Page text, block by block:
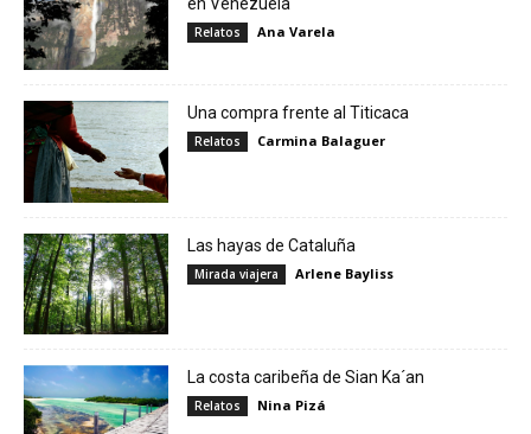
en Venezuela
Relatos Ana Varela
Una compra frente al Titicaca
Relatos Carmina Balaguer
Las hayas de Cataluña
Mirada viajera Arlene Bayliss
La costa caribeña de Sian Ka´an
Relatos Nina Pizá